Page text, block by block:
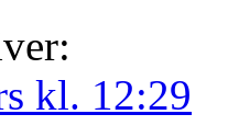
kl. 12:29